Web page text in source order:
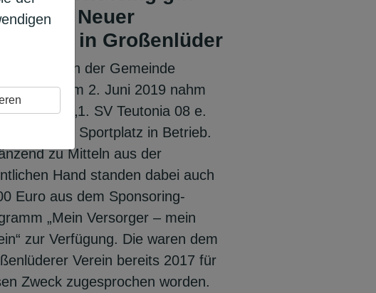
Neuer
in Großenlüder
Freude in der Gemeinde
Am 2. Juni 2019 nahm
Verein „1. SV Teutonia 08 e.
einen neuen Sportplatz in Betrieb.
zu Mitteln aus der
Hand standen dabei auch
Euro aus dem Sponsoring-
„Mein Versorger – mein
zur Verfügung. Die waren dem
Verein bereits 2017 für
Zweck zugesprochen worden.